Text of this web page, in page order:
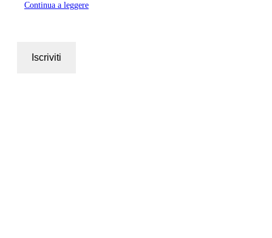
Continua a leggere
Iscriviti